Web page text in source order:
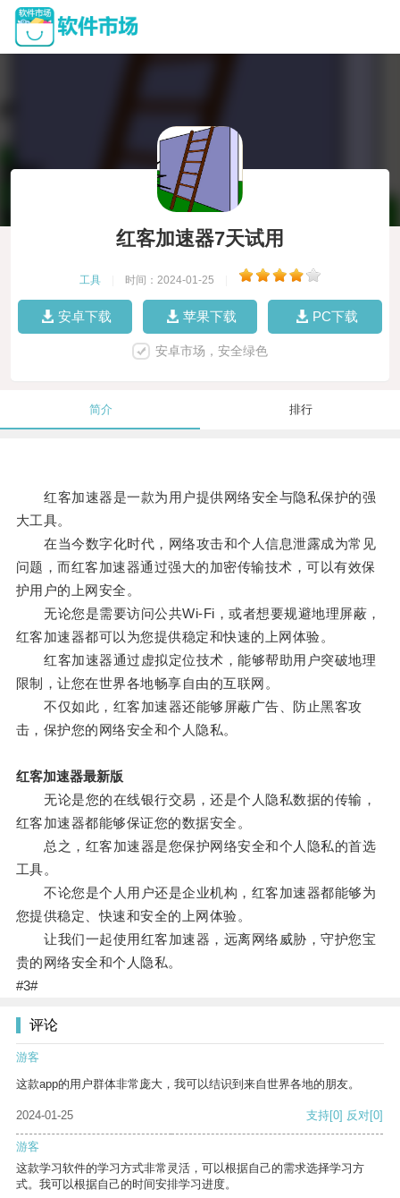
红客加速器7天试用
工具 时间：2024-01-25
安卓下载 苹果下载 PC下载
安卓市场，安全绿色
简介 排行
红客加速器是一款为用户提供网络安全与隐私保护的强
大工具。
在当今数字化时代，网络攻击和个人信息泄露成为常见
问题，而红客加速器通过强大的加密传输技术，可以有效保
护用户的上网安全。
无论您是需要访问公共Wi-Fi，或者想要规避地理屏蔽，
红客加速器都可以为您提供稳定和快速的上网体验。
红客加速器通过虚拟定位技术，能够帮助用户突破地理
限制，让您在世界各地畅享自由的互联网。
不仅如此，红客加速器还能够屏蔽广告、防止黑客攻
击，保护您的网络安全和个人隐私。
红客加速器最新版
无论是您的在线银行交易，还是个人隐私数据的传输，
红客加速器都能够保证您的数据安全。
总之，红客加速器是您保护网络安全和个人隐私的首选
工具。
不论您是个人用户还是企业机构，红客加速器都能够为
您提供稳定、快速和安全的上网体验。
让我们一起使用红客加速器，远离网络威胁，守护您宝
贵的网络安全和个人隐私。
#3#
评论
游客
这款app的用户群体非常庞大，我可以结识到来自世界各地的朋友。
2024-01-25 支持[0] 反对[0]
游客
这款学习软件的学习方式非常灵活，可以根据自己的需求选择学习方
式。我可以根据自己的时间安排学习进度。